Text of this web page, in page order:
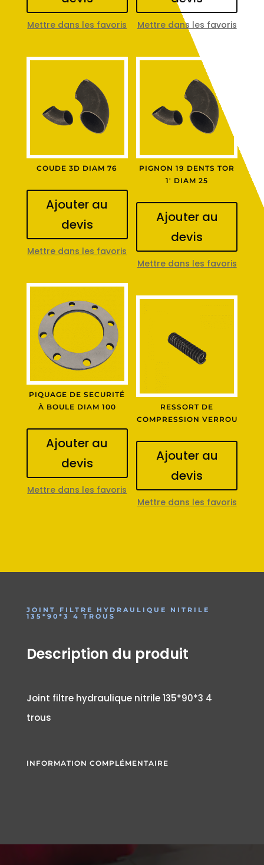
Mettre dans les favoris Mettre dans les favoris
COUDE 3D DIAM 76
Ajouter au
devis
Mettre dans les favoris
PIGNON 19 DENTS TOR
1′ DIAM 25
Ajouter au
devis
Mettre dans les favoris
PIQUAGE DE SECURITÉ
À BOULE DIAM 100
Ajouter au
devis
Mettre dans les favoris
RESSORT DE
COMPRESSION VERROU
Ajouter au
devis
Mettre dans les favoris
JOINT FILTRE HYDRAULIQUE NITRILE
135*90*3 4 TROUS
Description du produit
Joint filtre hydraulique nitrile 135*90*3 4
trous
INFORMATION COMPLÉMENTAIRE